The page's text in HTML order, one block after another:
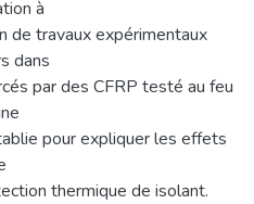
à
de travaux expérimentaux
dans
par des CFRP testé au feu
pour expliquer les effets
thermique de isolant.